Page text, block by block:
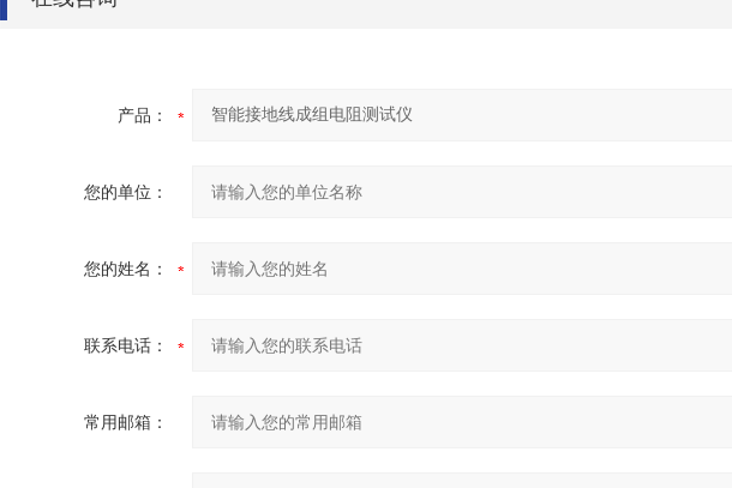
产品：
您的单位：
您的姓名：
联系电话：
常用邮箱：